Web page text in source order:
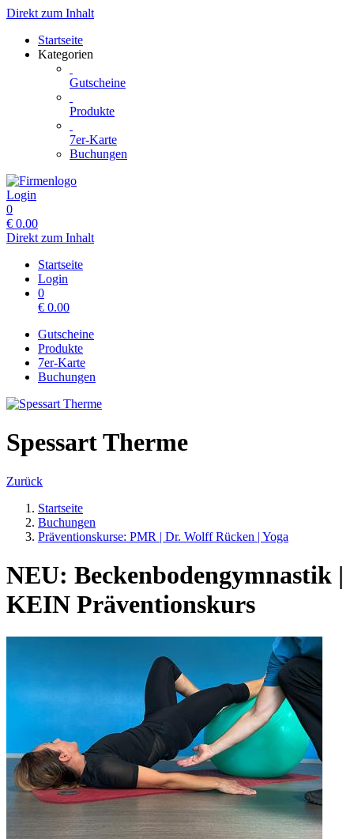
Direkt zum Inhalt
Startseite
Kategorien
Gutscheine
Produkte
7er-Karte
Buchungen
Login
0
€ 0.00
Direkt zum Inhalt
Startseite
Login
0
€ 0.00
Gutscheine
Produkte
7er-Karte
Buchungen
Spessart Therme
Zurück
Startseite
Buchungen
Präventionskurse: PMR | Dr. Wolff Rücken | Yoga
NEU: Beckenbodengymnastik |
KEIN Präventionskurs